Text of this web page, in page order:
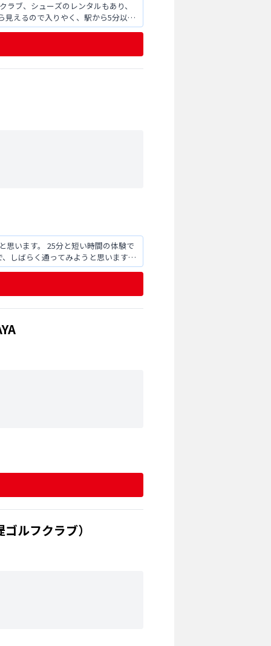
ブ、シューズのレンタルもあり、
見えるので入りやく、駅から5分以内
思います。 25分と短い時間の体験で
しばらく通ってみようと思います。
ルフクラブ）